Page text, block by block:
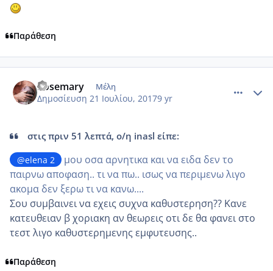
Παράθεση
Rosemary Μέλη
Δημοσίευση 21 Ιουλίου, 20179 yr
στις πριν 51 λεπτά, ο/η inasl είπε:
@elena 2
μου οσα αρνητικα και να ειδα δεν το
παιρνω αποφαση.. τι να πω.. ισως να περιμενω λιγο
ακομα δεν ξερω τι να κανω....
Σου συμβαινει να εχεις συχνα καθυστερηση?? Κανε
κατευθειαν β χοριακη αν θεωρεις οτι δε θα φανει στο
τεστ λιγο καθυστερημενης εμφυτευσης..
Παράθεση